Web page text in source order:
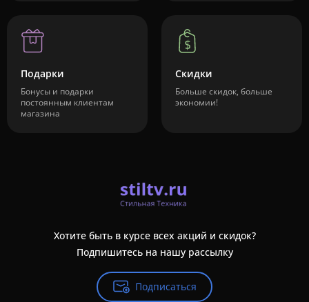
Подарки
Бонусы и подарки
постоянным клиентам
магазина
Скидки
Больше скидок, больше
экономии!
Хотите быть в курсе всех акций и скидок?
Подпишитесь на нашу рассылку
Подписаться